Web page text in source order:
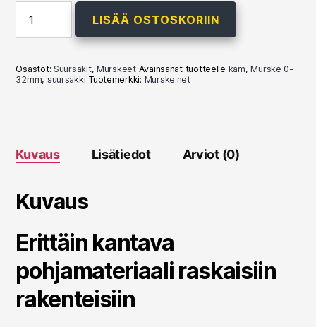
Kalliomurske
KAM
0-
-
1000kg
LISÄÄ OSTOSKORIIN
Osastot: Suursäkit,Murskeet Avainsanat tuotteelle kam,Murske 0-
32mm, suursäkki Tuotemerkki: Murske.net
Kuvaus Lisätiedot Arviot (0)
Kuvaus
Erittäin kantava
pohjamateriaali raskaisiin
rakenteisiin